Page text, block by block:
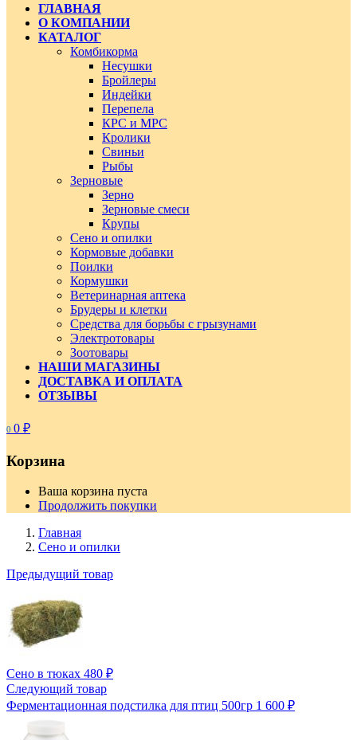
ГЛАВНАЯ
О КОМПАНИИ
КАТАЛОГ
Комбикорма
Несушки
Бройлеры
Индейки
Перепела
КРС и МРС
Кролики
Свиньи
Рыбы
Зерновые
Зерно
Зерновые смеси
Крупы
Сено и опилки
Кормовые добавки
Поилки
Кормушки
Ветеринарная аптека
Брудеры и клетки
Средства для борьбы с грызунами
Электротовары
Зоотовары
НАШИ МАГАЗИНЫ
ДОСТАВКА И ОПЛАТА
ОТЗЫВЫ
0 0 ₽
Корзина
Ваша корзина пуста
Продолжить покупки
Главная
Сено и опилки
Предыдущий товар
Сено в тюках 480 ₽
Следующий товар
Ферментационная подстилка для птиц 500гр 1 600 ₽